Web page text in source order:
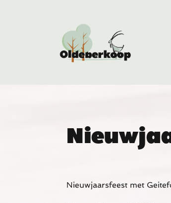
Nieuwjaarsfeest met